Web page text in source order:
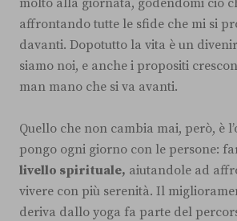
molto alla giornata, godendomi ciò
affrontando tutte le sfide che mi si
davanti. Dopotutto la vita è un
siamo noi, e anche i propositi
man mano che si va avanti.
Quello che non cambia mai, però, è
pongo ogni giorno con le persone:
livello spirituale, aiutandole ad
vivere con più serenità. Il
deriva dallo yoga fa parte del